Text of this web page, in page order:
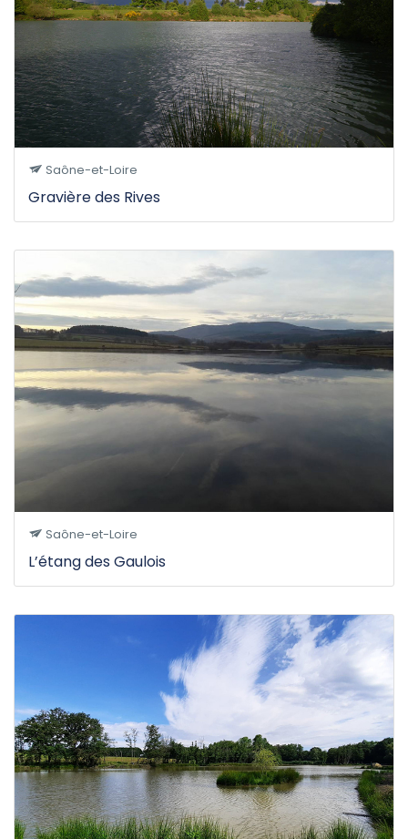
Saône-et-Loire
Gravière des Rives
Saône-et-Loire
L’étang des Gaulois